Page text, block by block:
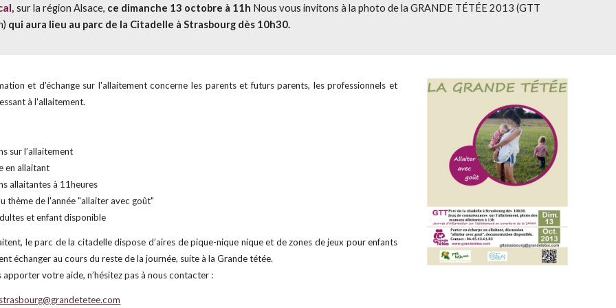
, sur la région Alsace, ce dimanche 13 octobre à 11h Nous vous invitons à la photo de la GRANDE TÉTÉE 2013 (GTT
qui aura lieu au parc de la Citadelle à Strasbourg dès 10h30.
et d'échange sur l'allaitement concerne les parents et futurs parents, les professionnels et
à l'allaitement.
sur l’allaitement
en allaitant
allaitantes à 11heures
thème de l'année "allaiter avec goût"
et enfant disponible
le parc de la citadelle dispose d’aires de pique-nique nique et de zones de jeux pour enfants
échanger au cours du reste de la journée, suite à la Grande tétée.
apporter votre aide, n’hésitez pas à nous contacter :